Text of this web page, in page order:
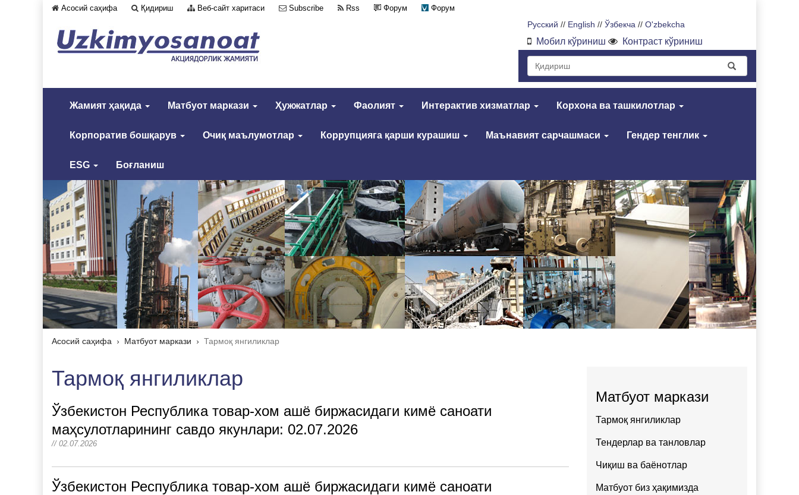
Асосий саҳифа Қидириш Веб-сайт харитаси Subscribe Rss Форум
Форум
Русский // English // Ўзбекча // O'zbekcha
Мобил кўриниш Контраст кўриниш
Жамият ҳақида Матбуот маркази Ҳужжатлар Фаолият Интерактив хизматлар Корхона ва ташкилотлар
Корпоратив бошқарув Очиқ маълумотлар Коррупцияга қарши курашиш Маънавият сарчашмаси Гендер тенглик
ESG Боғланиш
Асосий саҳифа Матбуот маркази Тармоқ янгиликлар
Тармоқ янгиликлар
Ўзбекистон Республика товар-хом ашё биржасидаги кимё саноати
маҳсулотларининг савдо якунлари: 02.07.2026
// 02.07.2026
Ўзбекистон Республика товар-хом ашё биржасидаги кимё саноати
Матбуот маркази
Тармоқ янгиликлар
Тендерлар ва танловлар
Чиқиш ва баёнотлар
Матбуот биз ҳақимизда